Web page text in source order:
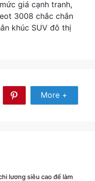
giá cạnh tranh,
3008 chắc chắn
khúc SUV đô thị
Share
More +
lương siêu cao để làm